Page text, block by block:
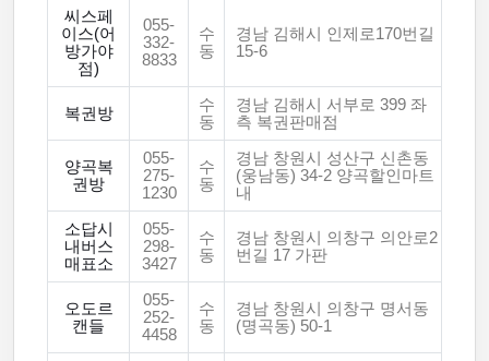
씨스페
이스(어
방가야
점)
055-
332-
8833
수
동
경남 김해시 인제로170번길
15-6
복권방
수
동
경남 김해시 서부로 399 좌
측 복권판매점
양곡복
권방
055-
275-
1230
수
동
경남 창원시 성산구 신촌동
(웅남동) 34-2 양곡할인마트
내
소답시
내버스
매표소
055-
298-
3427
수
동
경남 창원시 의창구 의안로2
번길 17 가판
오도르
캔들
055-
252-
4458
수
동
경남 창원시 의창구 명서동
(명곡동) 50-1